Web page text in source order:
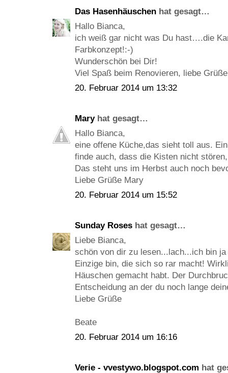
Das Hasenhäuschen hat gesagt…
Hallo Bianca,
ich weiß gar nicht was Du hast….die
Farbkonzept!:-)
Wunderschön bei Dir!
Viel Spaß beim Renovieren, liebe
20. Februar 2014 um 13:32
Maryhat gesagt…
Hallo Bianca,
eine offene Küche,das sieht toll aus.
finde auch, dass die Kisten nicht
Das steht uns im Herbst auch noch
Liebe Grüße Mary
20. Februar 2014 um 15:52
Sunday Roses hat gesagt…
Liebe Bianca,
schön von dir zu lesen...lach...ich bin
Einzige bin, die sich so rar macht!
Häuschen gemacht habt. Der
Entscheidung an der du noch lange
Liebe Grüße
Beate
20. Februar 2014 um 16:16
Verie - vvestywo.blogspot.com hat